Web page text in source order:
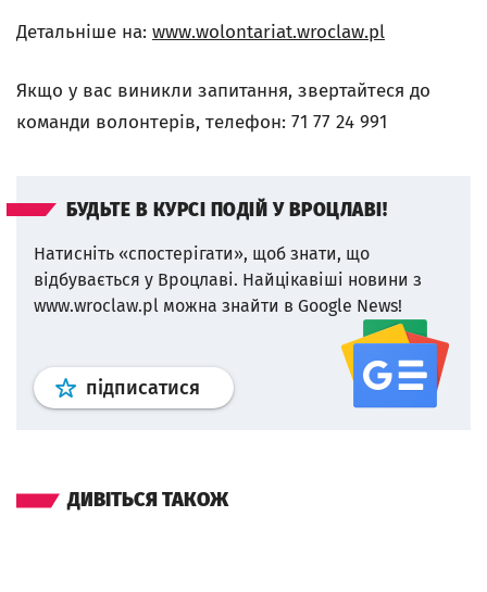
Детальніше на: www.wolontariat.wroclaw.pl
Якщо у вас виникли запитання, звертайтеся до
команди волонтерів, телефон: 71 77 24 991
БУДЬТЕ В КУРСІ ПОДІЙ У ВРОЦЛАВІ!
Натисніть «спостерігати», щоб знати, що
відбувається у Вроцлаві. Найцікавіші новини з
www.wroclaw.pl можна знайти в Google News!
підписатися Профіль google news
ДИВІТЬСЯ ТАКОЖ